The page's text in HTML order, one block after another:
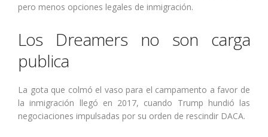
pero menos opciones legales de inmigración.
Los Dreamers no son carga
publica
La gota que colmó el vaso para el campamento a favor de
la inmigración llegó en 2017, cuando Trump hundió las
negociaciones impulsadas por su orden de rescindir DACA.